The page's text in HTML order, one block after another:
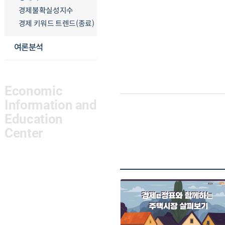
경제불확실성지수
경제 키워드 트렌드(종료)
여론분석
Economic
Information and
Education
Center